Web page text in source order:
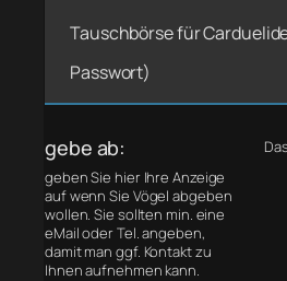
Tauschbörse für
Passwort)
gebe ab:
geben Sie hier Ihre Anzeige
auf wenn Sie Vögel abgeben
wollen. Sie sollten min. eine
eMail oder Tel. angeben,
damit man ggf. Kontakt zu
Ihnen aufnehmen kann.